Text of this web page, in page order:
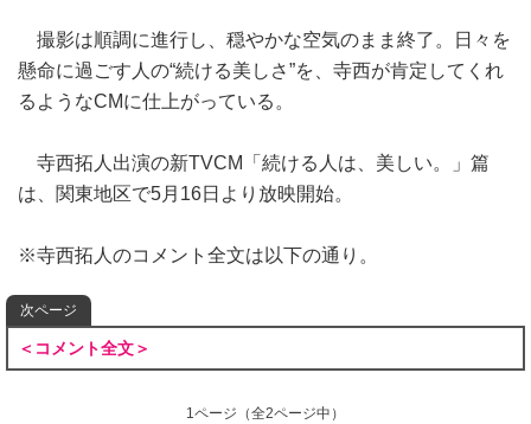
撮影は順調に進行し、穏やかな空気のまま終了。日々を
懸命に過ごす人の“続ける美しさ”を、寺西が肯定してくれ
るようなCMに仕上がっている。
寺西拓人出演の新TVCM「続ける人は、美しい。」篇
は、関東地区で5月16日より放映開始。
※寺西拓人のコメント全文は以下の通り。
次ページ
＜コメント全文＞
1ページ （全2ページ中）